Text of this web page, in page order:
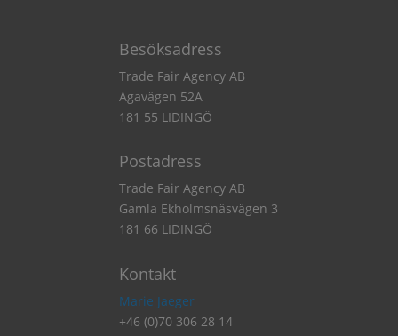
Besöksadress
Trade Fair Agency AB
Agavägen 52A
181 55 LIDINGÖ
Postadress
Trade Fair Agency AB
Gamla Ekholmsnäsvägen 3
181 66 LIDINGÖ
Kontakt
Marie Jaeger
+46 (0)70 306 28 14